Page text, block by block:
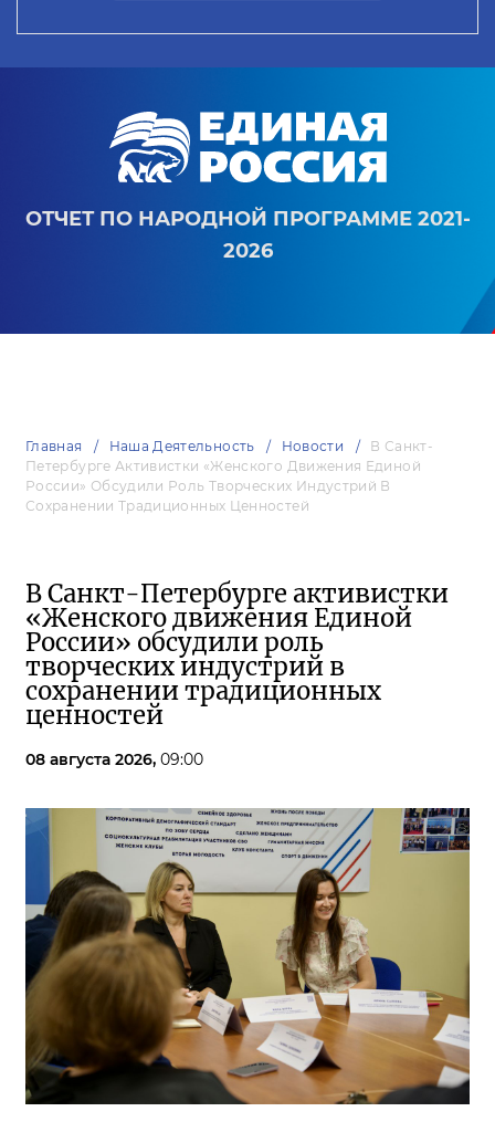
ОТЧЕТ ПО НАРОДНОЙ ПРОГРАММЕ 2021-
2026
Главная Наша Деятельность Новости
В Санкт-
Петербурге Активистки «Женского Движения Единой
России» Обсудили Роль Творческих Индустрий В
Сохранении Традиционных Ценностей
В Санкт-Петербурге активистки
«Женского движения Единой
России» обсудили роль
творческих индустрий в
сохранении традиционных
ценностей
08 августа 2026, 09:00